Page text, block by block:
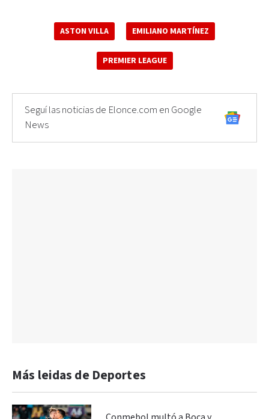
ASTON VILLA EMILIANO MARTÍNEZ
PREMIER LEAGUE
Seguí las noticias de Elonce.com en Google
News
Más leidas de Deportes